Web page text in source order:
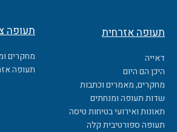
תעופה אזרחית
דאייה
היכן הם היום
מחקרים, מאמרים וכתבות
שדות תעופה ומנחתים
תאונות ואירועי בטיחות טיסה
תעופה ספורטיבית קלה
תעופה
מחקרים
תעופה